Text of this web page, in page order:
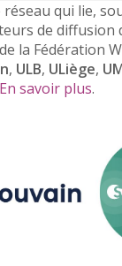
réseau qui lie,
de diffusion
la Fédération
, ULB, ULiège,
En savoir plus.